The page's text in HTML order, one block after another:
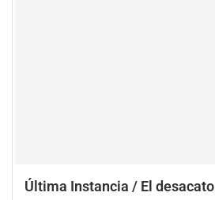
Última Instancia / El